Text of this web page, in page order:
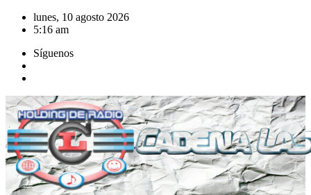
Saltar
lunes, 10 agosto 2026
5:16 am
Síguenos